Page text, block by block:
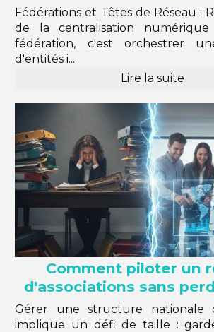
Fédérations et Têtes de Réseau :
de la centralisation
fédération, c'est orchestrer
d'entités i...
Lire la suite
Comment piloter un
d'associations sans
Gérer une structure nationale
implique un défi de taille :